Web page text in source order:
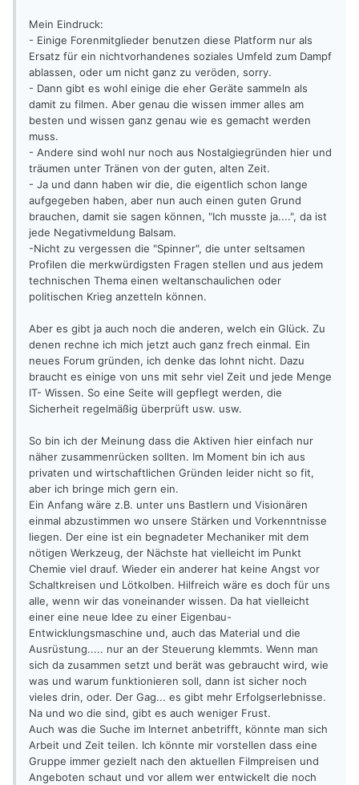
Mein Eindruck:
- Einige Forenmitglieder benutzen diese Platform nur als
Ersatz für ein nichtvorhandenes soziales Umfeld zum Dampf
ablassen, oder um nicht ganz zu veröden, sorry.
- Dann gibt es wohl einige die eher Geräte sammeln als
damit zu filmen. Aber genau die wissen immer alles am
besten und wissen ganz genau wie es gemacht werden
muss.
- Andere sind wohl nur noch aus Nostalgiegründen hier und
träumen unter Tränen von der guten, alten Zeit.
- Ja und dann haben wir die, die eigentlich schon lange
aufgegeben haben, aber nun auch einen guten Grund
brauchen, damit sie sagen können, "Ich musste ja....", da ist
jede Negativmeldung Balsam.
-Nicht zu vergessen die "Spinner", die unter seltsamen
Profilen die merkwürdigsten Fragen stellen und aus jedem
technischen Thema einen weltanschaulichen oder
politischen Krieg anzetteln können.
Aber es gibt ja auch noch die anderen, welch ein Glück. Zu
denen rechne ich mich jetzt auch ganz frech einmal. Ein
neues Forum gründen, ich denke das lohnt nicht. Dazu
braucht es einige von uns mit sehr viel Zeit und jede Menge
IT- Wissen. So eine Seite will gepflegt werden, die
Sicherheit regelmäßig überprüft usw. usw.
So bin ich der Meinung dass die Aktiven hier einfach nur
näher zusammenrücken sollten. Im Moment bin ich aus
privaten und wirtschaftlichen Gründen leider nicht so fit,
aber ich bringe mich gern ein.
Ein Anfang wäre z.B. unter uns Bastlern und Visionären
einmal abzustimmen wo unsere Stärken und Vorkenntnisse
liegen. Der eine ist ein begnadeter Mechaniker mit dem
nötigen Werkzeug, der Nächste hat vielleicht im Punkt
Chemie viel drauf. Wieder ein anderer hat keine Angst vor
Schaltkreisen und Lötkolben. Hilfreich wäre es doch für uns
alle, wenn wir das voneinander wissen. Da hat vielleicht
einer eine neue Idee zu einer Eigenbau-
Entwicklungsmaschine und, auch das Material und die
Ausrüstung..... nur an der Steuerung klemmts. Wenn man
sich da zusammen setzt und berät was gebraucht wird, wie
was und warum funktionieren soll, dann ist sicher noch
vieles drin, oder. Der Gag... es gibt mehr Erfolgserlebnisse.
Na und wo die sind, gibt es auch weniger Frust.
Auch was die Suche im Internet anbetrifft, könnte man sich
Arbeit und Zeit teilen. Ich könnte mir vorstellen dass eine
Gruppe immer gezielt nach den aktuellen Filmpreisen und
Angeboten schaut und vor allem wer entwickelt die noch